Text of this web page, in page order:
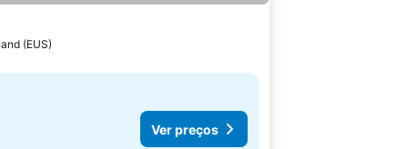
(EUS)
Ver preços